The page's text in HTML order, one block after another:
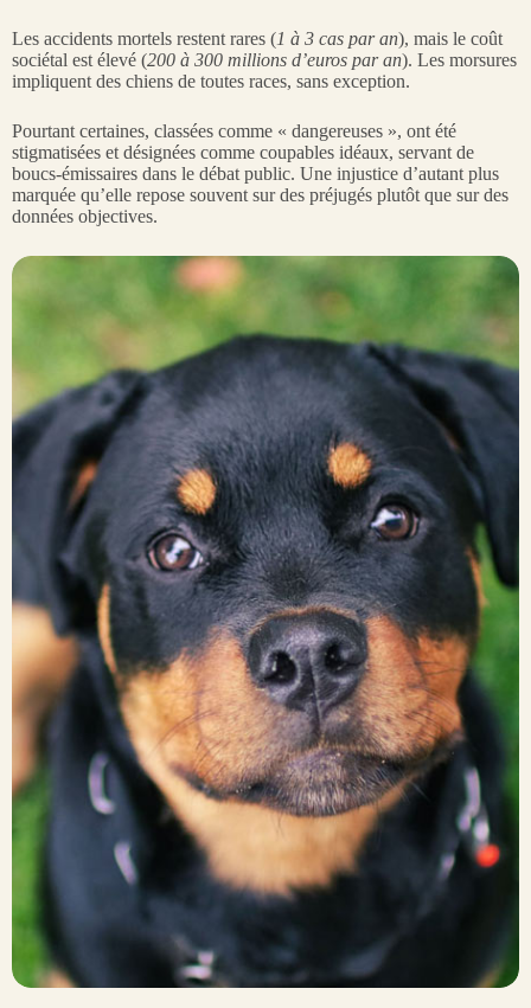
Les accidents mortels restent rares (1 à 3 cas par an), mais le coût
sociétal est élevé (200 à 300 millions d’euros par an). Les morsures
impliquent des chiens de toutes races, sans exception.
Pourtant certaines, classées comme « dangereuses », ont été
stigmatisées et désignées comme coupables idéaux, servant de
boucs-émissaires dans le débat public. Une injustice d’autant plus
marquée qu’elle repose souvent sur des préjugés plutôt que sur des
données objectives.